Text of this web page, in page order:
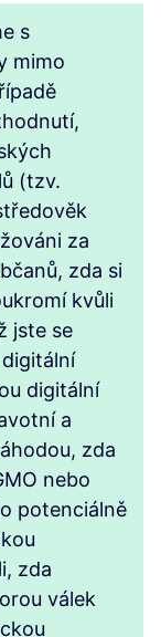
s
mimo
(tzv.
za
zda si
kvůli
jste se
digitální
a
zda
nebo
potenciálně
zda
válek